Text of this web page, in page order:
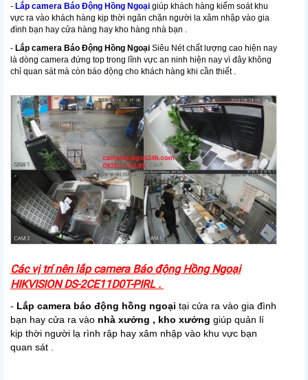
- Lắp camera Báo Động Hồng Ngoại giúp khách hàng kiểm soát khu
vực ra vào khách hàng kịp thời ngăn chặn người la xâm nhập vào gia
đình bạn hay cửa hàng hay kho hàng nhà bạn .
- Lắp camera Báo Động Hồng Ngoại Siêu Nét chất lượng cao hiện nay
là dòng camera đứng top trong lĩnh vực an ninh hiện nay vì đây không
chỉ quan sát mà còn báo động cho khách hàng khi cần thiết .
Các vị trí nên lắp camera Báo động Hồng Ngoại
HIKVISION DS-2CE11D0T-PIRL .
- Lắp camera báo động hồng ngoại tại cửa ra vào gia đình
bạn hay cửa ra vào nhà xưởng , kho xưởng giúp quản lí
kịp thời người lạ rình rập hay xâm nhập vào khu vực bạn
quan sát .